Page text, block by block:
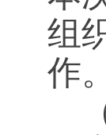
组
作。